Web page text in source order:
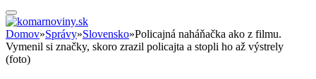
Domov»Správy»Slovensko»Policajná naháňačka ako z filmu.
Vymenil si značky, skoro zrazil policajta a stopli ho až výstrely
(foto)